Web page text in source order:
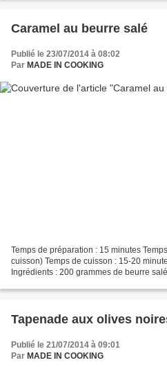
Caramel au beurre salé
Publié le 23/07/2014 à 08:02
Par MADE IN COOKING
Temps de préparation : 15 minutes
cuisson) Temps de cuisson : 15-20
Ingrédients : 200 grammes de beurre
Tapenade aux olives
Publié le 21/07/2014 à 09:01
Par MADE IN COOKING